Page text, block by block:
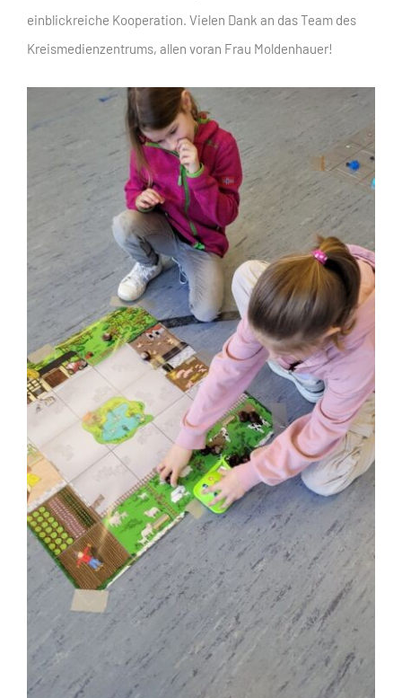
einblickreiche Kooperation. Vielen Dank an das Team des
Kreismedienzentrums, allen voran Frau Moldenhauer!